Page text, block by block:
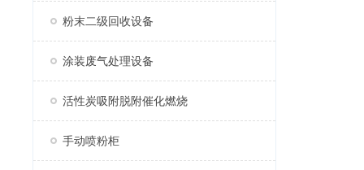
粉末二级回收设备
涂装废气处理设备
活性炭吸附脱附催化燃烧
手动喷粉柜